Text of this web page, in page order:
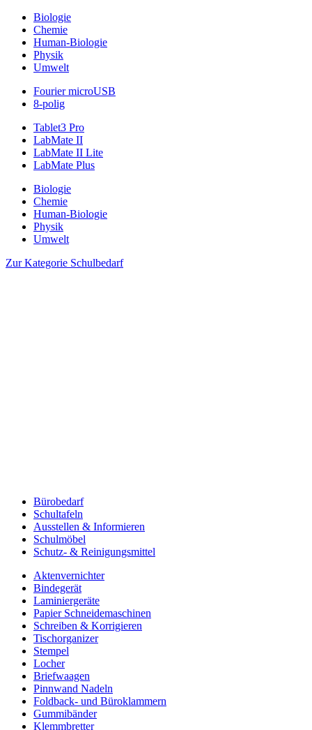
Biologie
Chemie
Human-Biologie
Physik
Umwelt
Fourier microUSB
8-polig
Tablet3 Pro
LabMate II
LabMate II Lite
LabMate Plus
Biologie
Chemie
Human-Biologie
Physik
Umwelt
Zur Kategorie Schulbedarf
Bürobedarf
Schultafeln
Ausstellen & Informieren
Schulmöbel
Schutz- & Reinigungsmittel
Aktenvernichter
Bindegerät
Laminiergeräte
Papier Schneidemaschinen
Schreiben & Korrigieren
Tischorganizer
Stempel
Locher
Briefwaagen
Pinnwand Nadeln
Foldback- und Büroklammern
Gummibänder
Klemmbretter